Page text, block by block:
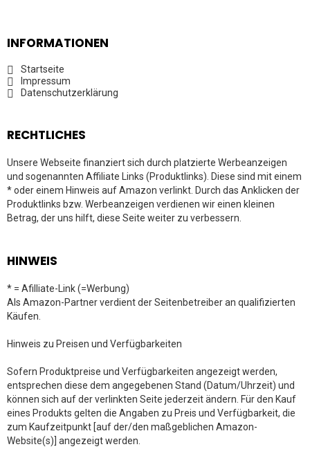
INFORMATIONEN
Startseite
Impressum
Datenschutzerklärung
RECHTLICHES
Unsere Webseite finanziert sich durch platzierte Werbeanzeigen
und sogenannten Affiliate Links (Produktlinks). Diese sind mit einem
* oder einem Hinweis auf Amazon verlinkt. Durch das Anklicken der
Produktlinks bzw. Werbeanzeigen verdienen wir einen kleinen
Betrag, der uns hilft, diese Seite weiter zu verbessern.
HINWEIS
* = Afilliate-Link (=Werbung)
Als Amazon-Partner verdient der Seitenbetreiber an qualifizierten
Käufen.
Hinweis zu Preisen und Verfügbarkeiten
Sofern Produktpreise und Verfügbarkeiten angezeigt werden,
entsprechen diese dem angegebenen Stand (Datum/Uhrzeit) und
können sich auf der verlinkten Seite jederzeit ändern. Für den Kauf
eines Produkts gelten die Angaben zu Preis und Verfügbarkeit, die
zum Kaufzeitpunkt [auf der/den maßgeblichen Amazon-
Website(s)] angezeigt werden.